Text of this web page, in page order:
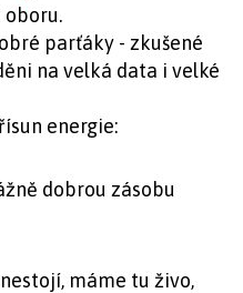
oboru.
parťáky - zkušené
na velká data i velké
energie:
dobrou zásobu
máme tu živo,